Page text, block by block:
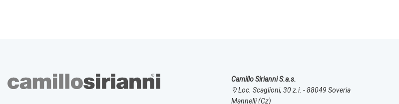
Camillo Sirianni S.a.s.
Loc. Scaglioni, 30 z.i. - 88049 Soveria
Mannelli (Cz)